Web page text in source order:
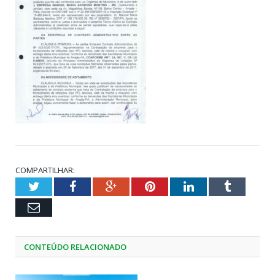
COMPARTILHAR:
TwitterFacebookGoogle+PinterestLinkedInTumblr
Email
CONTEÚDO RELACIONADO